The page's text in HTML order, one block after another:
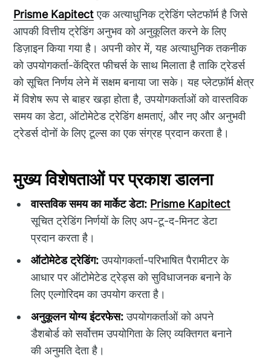
Prisme Kapitectएक अत्याधुनिक ट्रेडिंग प्लेटफॉर्म है जिसे
आपकी वित्तीय ट्रेडिंग अनुभव को अनुकूलित करने के लिए
डिज़ाइन किया गया है। अपनी कोर में, यह अत्याधुनिक तकनीक
को उपयोगकर्ता-केंद्रित फीचर्स के साथ मिलाता है ताकि ट्रेडर्स
को सूचित निर्णय लेने में सक्षम बनाया जा सके। यह प्लेटफ़ॉर्म क्षेत्र
में विशेष रूप से बाहर खड़ा होता है, उपयोगकर्ताओं को वास्तविक
समय का डेटा, ऑटोमेटेड ट्रेडिंग क्षमताएं, और नए और अनुभवी
ट्रेडर्स दोनों के लिए टूल्स का एक संग्रह प्रदान करता है।
मुख्य विशेषताओं पर प्रकाश डालना
वास्तविक समय का मार्केट डेटा: Prisme Kapitect
सूचित ट्रेडिंग निर्णयों के लिए अप-टू-द-मिनट डेटा
प्रदान करता है।
ऑटोमेटेड ट्रेडिंग:उपयोगकर्ता-परिभाषित पैरामीटर के
आधार पर ऑटोमेटेड ट्रेड्स को सुविधाजनक बनाने के
लिए एल्गोरिदम का उपयोग करता है।
अनुकूलन योग्य इंटरफेस:उपयोगकर्ताओं को अपने
डैशबोर्ड को सर्वोत्तम उपयोगिता के लिए व्यक्तिगत बनाने
की अनुमति देता है।